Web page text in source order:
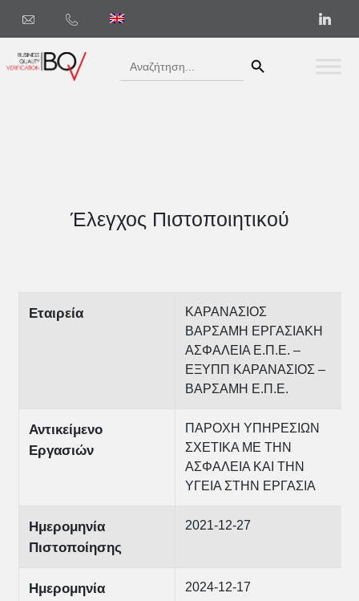
Search
for:
Έλεγχος Πιστοποιητικού
Εταιρεία
ΚΑΡΑΝΑΣΙΟΣ
ΒΑΡΣΑΜΗ ΕΡΓΑΣΙΑΚΗ
ΑΣΦΑΛΕΙΑ Ε.Π.Ε. –
ΕΞΥΠΠ ΚΑΡΑΝΑΣΙΟΣ –
ΒΑΡΣΑΜΗ Ε.Π.Ε.
Αντικείμενο
Εργασιών
ΠΑΡΟΧΗ ΥΠΗΡΕΣΙΩΝ
ΣΧΕΤΙΚΑ ΜΕ ΤΗΝ
ΑΣΦΑΛΕΙΑ ΚΑΙ ΤΗΝ
ΥΓΕΙΑ ΣΤΗΝ ΕΡΓΑΣΙΑ
Ημερομηνία
Πιστοποίησης
2021-12-27
Ημερομηνία
2024-12-17